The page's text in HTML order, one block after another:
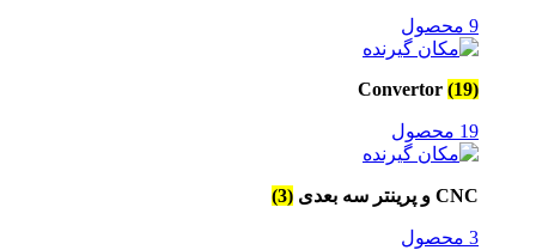
9 محصول
Convertor (19)
19 محصول
CNC و پرینتر سه بعدی (3)
3 محصول